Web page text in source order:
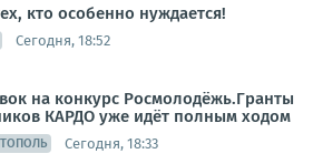
кто особенно нуждается!
Сегодня, 18:52
на конкурс Росмолодёжь.Гранты
КАРДО уже идёт полным ходом
Сегодня, 18:33